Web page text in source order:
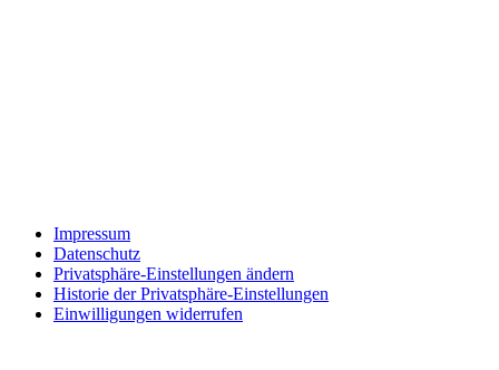
Impressum
Datenschutz
Privatsphäre-Einstellungen ändern
Historie der Privatsphäre-Einstellungen
Einwilligungen widerrufen